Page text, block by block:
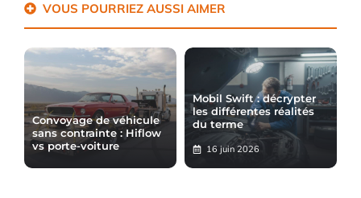
VOUS POURRIEZ AUSSI AIMER
Convoyage de véhicule
sans contrainte : Hiflow
vs porte-voiture
Mobil Swift : décrypter
les différentes réalités
du terme
16 juin 2026